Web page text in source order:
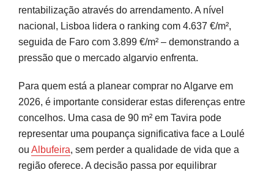
rentabilização através do arrendamento. A nível
nacional, Lisboa lidera o ranking com 4.637 €/m²,
seguida de Faro com 3.899 €/m² – demonstrando a
pressão que o mercado algarvio enfrenta.
Para quem está a planear comprar no Algarve em
2026, é importante considerar estas diferenças entre
concelhos. Uma casa de 90 m² em Tavira pode
representar uma poupança significativa face a Loulé
ou Albufeira, sem perder a qualidade de vida que a
região oferece. A decisão passa por equilibrar